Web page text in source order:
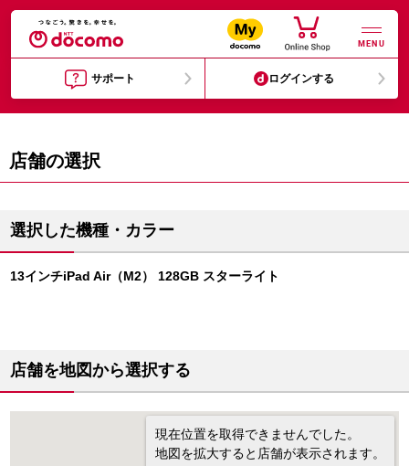
MENU
サポート ログインする
店舗の選択
選択した機種・カラー
13インチiPad Air（M2） 128GB スターライト
店舗を地図から選択する
現在位置を取得できませんでした。
地図を拡大すると店舗が表示されます。